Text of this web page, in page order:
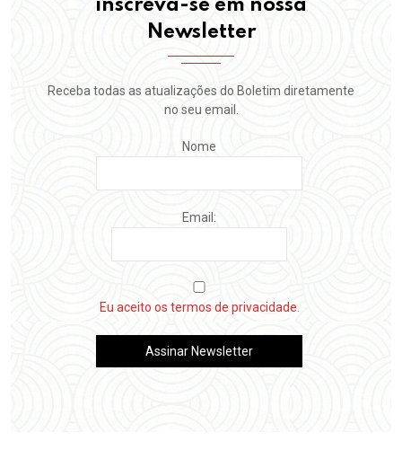
inscreva-se em nossa
Newsletter
Receba todas as atualizações do Boletim diretamente
no seu email.
Nome
Email:
Eu aceito os termos de privacidade.